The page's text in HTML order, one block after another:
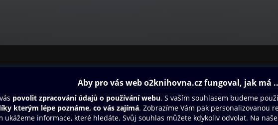
Dárkový poukaz
Nápověda
Oneplay Originály
Sport